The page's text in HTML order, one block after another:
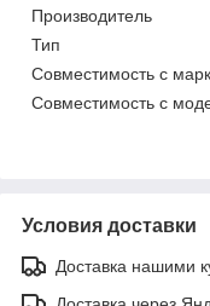
Производитель
Тип
Совместимость с
Совместимость с
Условия доставки
Доставка нашими